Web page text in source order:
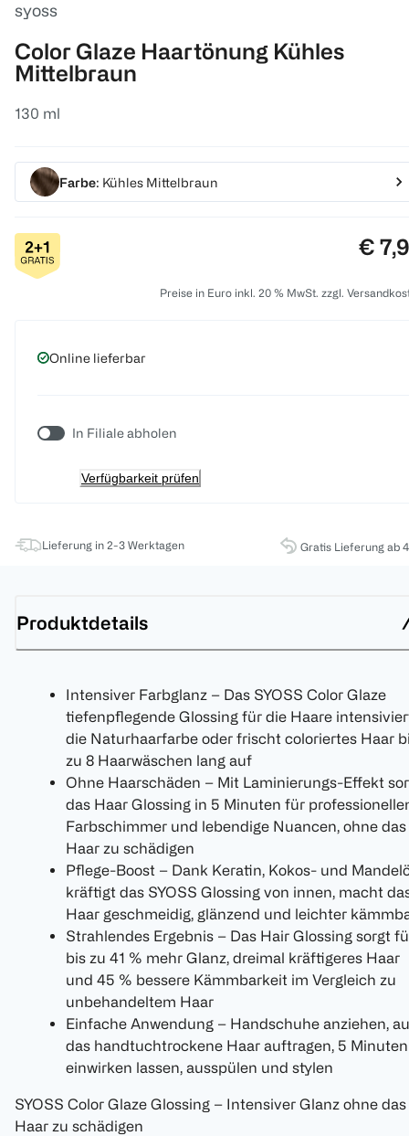
syoss
Color Glaze Haartönung Kühles
Mittelbraun
130 ml
Farbe: Kühles Mittelbraun
€
Preise in Euro inkl. 20 % MwSt. zzgl.
Online lieferbar
In Filiale abholen
Verfügbarkeit prüfen
Lieferung in 2-3 Werktagen Gratis Lieferung ab
Produktdetails
Intensiver Farbglanz – Das SYOSS Color Glaze
tiefenpflegende Glossing für die Haare
die Naturhaarfarbe oder frischt coloriertes Haar
zu 8 Haarwäschen lang auf
Ohne Haarschäden – Mit Laminierungs-Effekt
das Haar Glossing in 5 Minuten für
Farbschimmer und lebendige Nuancen, ohne das
Haar zu schädigen
Pflege-Boost – Dank Keratin, Kokos- und
kräftigt das SYOSS Glossing von innen, macht
Haar geschmeidig, glänzend und leichter
Strahlendes Ergebnis – Das Hair Glossing sorgt
bis zu 41 % mehr Glanz, dreimal kräftigeres Haar
und 45 % bessere Kämmbarkeit im Vergleich zu
unbehandeltem Haar
Einfache Anwendung – Handschuhe anziehen,
das handtuchtrockene Haar auftragen, 5 Minuten
einwirken lassen, ausspülen und stylen
SYOSS Color Glaze Glossing – Intensiver Glanz ohne das
Haar zu schädigen